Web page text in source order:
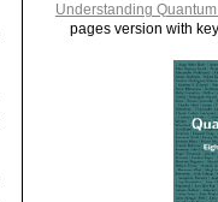
Understanding
pages version with